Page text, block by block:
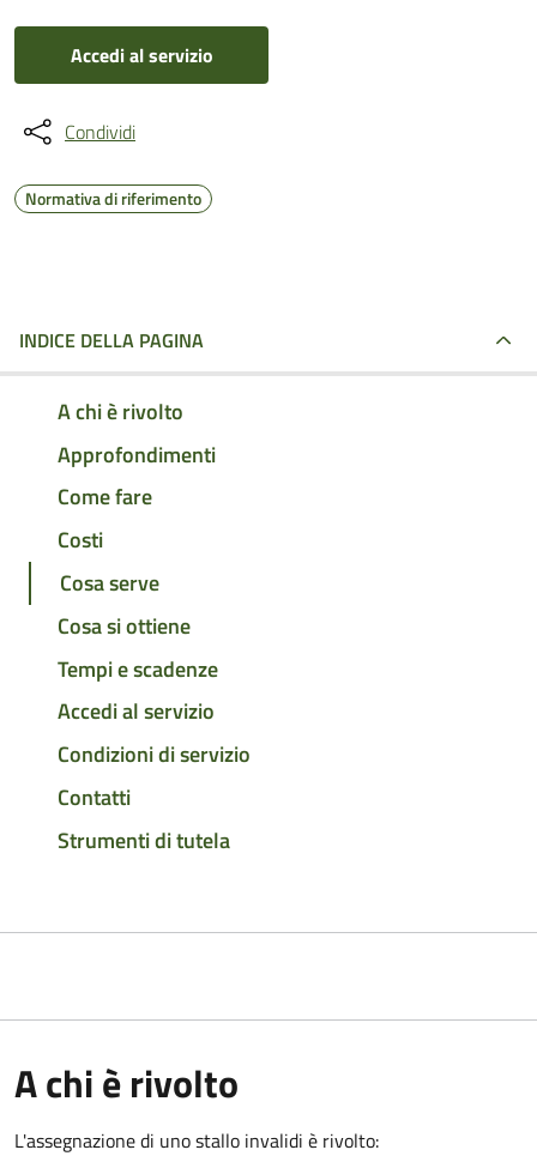
Accedi al servizio
Condividi
Normativa di riferimento
INDICE DELLA PAGINA
A chi è rivolto
Approfondimenti
Come fare
Costi
Cosa serve
Cosa si ottiene
Tempi e scadenze
Accedi al servizio
Condizioni di servizio
Contatti
Strumenti di tutela
A chi è rivolto
L'assegnazione di uno stallo invalidi è rivolto: